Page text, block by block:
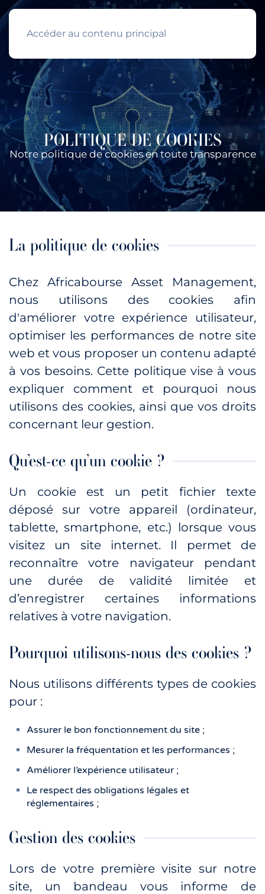
Accéder au contenu principal
POLITIQUE DE COOKIES
Notre politique de cookies en toute transparence
La politique de cookies
Chez Africabourse Asset Management,
nous utilisons des cookies afin
d'améliorer votre expérience utilisateur,
optimiser les performances de notre site
web et vous proposer un contenu adapté
à vos besoins. Cette politique vise à vous
expliquer comment et pourquoi nous
utilisons des cookies, ainsi que vos droits
concernant leur gestion.
Qu’est-ce qu’un cookie ?
Un cookie est un petit fichier texte
déposé sur votre appareil (ordinateur,
tablette, smartphone, etc.) lorsque vous
visitez un site internet. Il permet de
reconnaître votre navigateur pendant
une durée de validité limitée et
d’enregistrer certaines informations
relatives à votre navigation.
Pourquoi utilisons-nous des cookies ?
Nous utilisons différents types de cookies
pour :
Assurer le bon fonctionnement du site ;
Mesurer la fréquentation et les performances ;
Améliorer l’expérience utilisateur ;
Le respect des obligations légales et
réglementaires ;
Gestion des cookies
Lors de votre première visite sur notre
site, un bandeau vous informe de